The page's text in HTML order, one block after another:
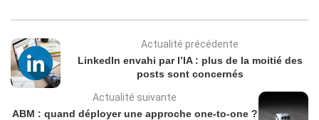
Actualité précédente
LinkedIn envahi par l’IA : plus de la moitié des
posts sont concernés
Actualité suivante
ABM : quand déployer une approche one-to-one ?